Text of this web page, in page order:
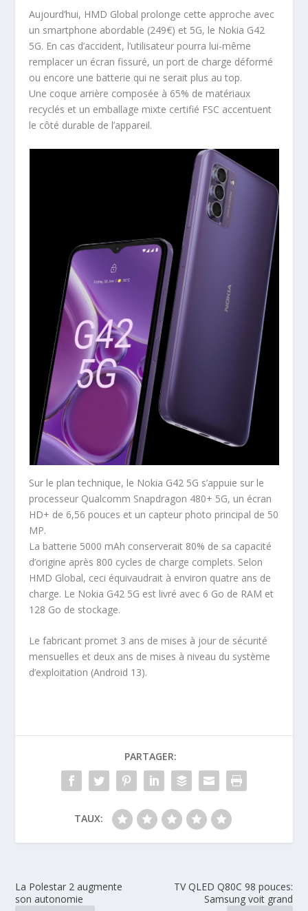
Aujourd’hui, HMD Global prolonge cette approche avec
un smartphone abordable (249€) et 5G, le Nokia G42
5G. En cas d’accident, l’utilisateur pourra lui-même
remplacer un écran fissuré, un port de charge déformé
ou encore une batterie qui ne serait plus au top.
Une coque arrière composée à 65% de matériaux
recyclés et un emballage mixte certifié FSC accentuent
le côté durable de l’appareil.
Sur le plan technique, le Nokia G42 5G s’appuie sur le
processeur Qualcomm Snapdragon 480+ 5G, un écran
HD+ de 6,56 pouces et un capteur photo principal de 50
MP.
La batterie 5000 mAh conserverait 80% de sa capacité
d’origine après 800 cycles de charge complets. Selon
HMD Global, ceci équivaudrait à environ quatre ans de
charge. Le Nokia G42 5G est livré avec 6 Go de RAM et
128 Go de stockage.
Le fabricant promet 3 ans de mises à jour de sécurité
mensuelles et deux ans de mises à niveau du système
d’exploitation (Android 13).
PARTAGER:
TAUX:
La Polestar 2 augmente
son autonomie
TV QLED Q80C 98 pouces:
Samsung voit grand